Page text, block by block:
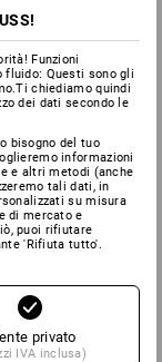
Funzioni
fluido: Questi sono gli
chiediamo quindi
dei dati secondo le
bisogno del tuo
informazioni
e altri metodi (anche
tali dati, in
su misura
di mercato e
puoi rifiutare
'Rifiuta tutto'.
privato
IVA inclusa)